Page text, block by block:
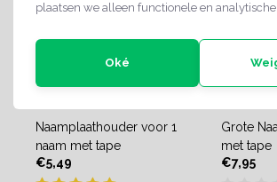
plaatsen we alleen functionele en analytische
Oké
Naamplaathouder voor 1
naam met tape
€5,49
Grote
met tape
€7,95